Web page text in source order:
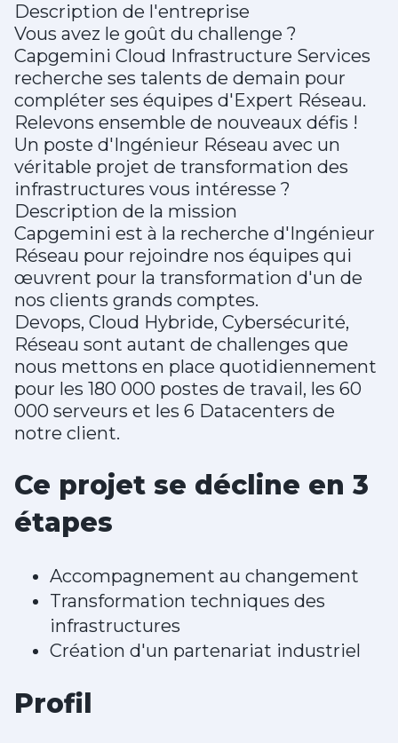
Description de l'entreprise
Vous avez le goût du challenge ?
Capgemini Cloud Infrastructure Services
recherche ses talents de demain pour
compléter ses équipes d'Expert Réseau.
Relevons ensemble de nouveaux défis !
Un poste d'Ingénieur Réseau avec un
véritable projet de transformation des
infrastructures vous intéresse ?
Description de la mission
Capgemini est à la recherche d'Ingénieur
Réseau pour rejoindre nos équipes qui
œuvrent pour la transformation d'un de
nos clients grands comptes.
Devops, Cloud Hybride, Cybersécurité,
Réseau sont autant de challenges que
nous mettons en place quotidiennement
pour les 180 000 postes de travail, les 60
000 serveurs et les 6 Datacenters de
notre client.
Ce projet se décline en 3
étapes
Accompagnement au changement
Transformation techniques des
infrastructures
Création d'un partenariat industriel
Profil